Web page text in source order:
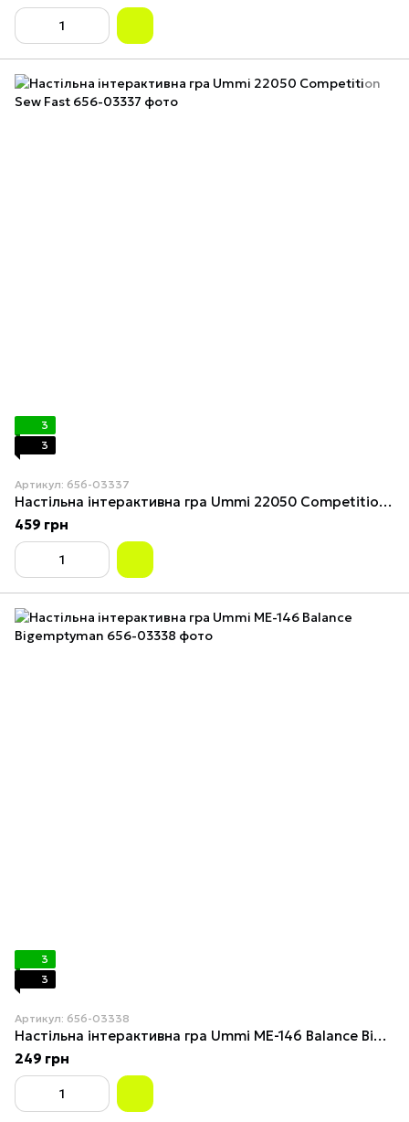
3
3
Артикул: 656-03337
Настільна інтерактивна гра Ummi 22050 Competition Sew Fast
459 грн
3
3
Артикул: 656-03338
Настільна інтерактивна гра Ummi ME-146 Balance Bigemptyman
249 грн